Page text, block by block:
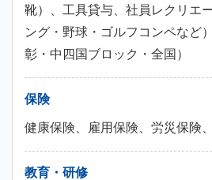
靴）、工具貸与、社員レクリエ
ング・野球・ゴルフコンペなど
彰・中四国ブロック・全国）
保険
健康保険、雇用保険、労災保険
教育・研修